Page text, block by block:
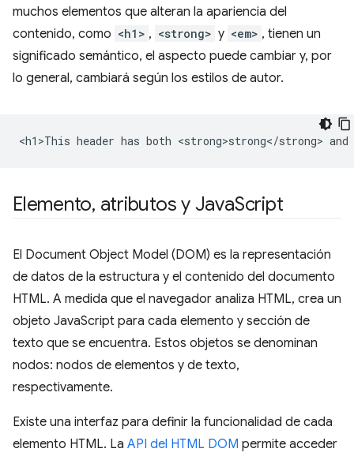
muchos elementos que alteran la apariencia del
contenido, como <h1> , <strong> y <em> , tienen un
significado semántico, el aspecto puede cambiar y, por
lo general, cambiará según los estilos de autor.
Elemento, atributos y JavaScript
El Document Object Model (DOM) es la representación
de datos de la estructura y el contenido del documento
HTML. A medida que el navegador analiza HTML, crea un
objeto JavaScript para cada elemento y sección de
texto que se encuentra. Estos objetos se denominan
nodos: nodos de elementos y de texto,
respectivamente.
Existe una interfaz para definir la funcionalidad de cada
elemento HTML. La API del HTML DOM permite acceder